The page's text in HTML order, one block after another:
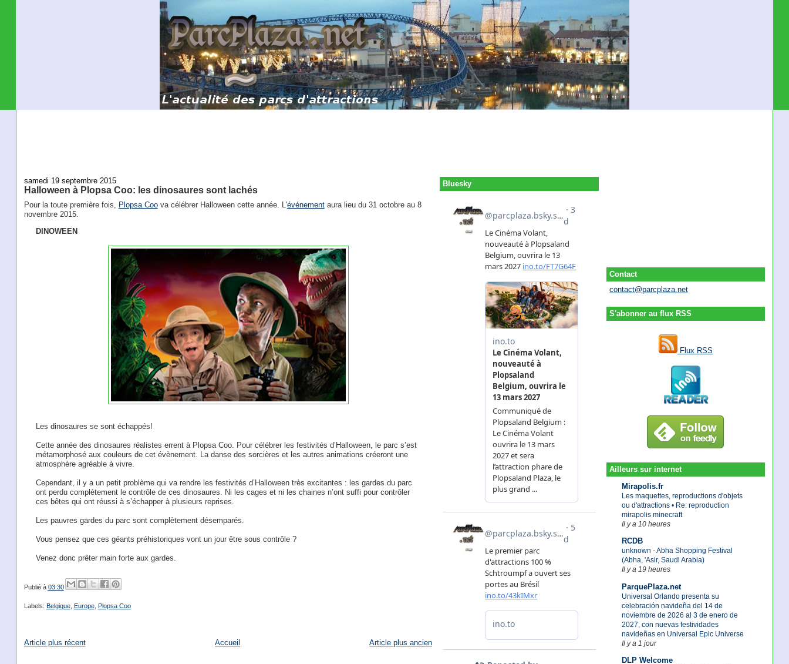
Contact
contact@parcplaza.net
S'abonner au flux RSS
Flux RSS
Ailleurs sur internet
Mirapolis.fr
Les maquettes, reproductions d'objets
ou d'attractions • Re: reproduction
mirapolis minecraft
Il y a 10 heures
RCDB
unknown - Abha Shopping Festival
(Abha, 'Asir, Saudi Arabia)
Il y a 19 heures
ParquePlaza.net
Universal Orlando presenta su
celebración navideña del 14 de
noviembre de 2026 al 3 de enero de
2027, con nuevas festividades
navideñas en Universal Epic Universe
Il y a 1 jour
DLP Welcome
samedi 19 septembre 2015
Halloween à Plopsa Coo: les dinosaures sont lachés
Pour la toute première fois, Plopsa Coova célébrer Halloween cette année. L'événementaura lieu du 31 octobre au 8
novembre 2015.
DINOWEEN
Les dinosaures se sont échappés!
Cette année des dinosaures réalistes errent à Plopsa Coo. Pour célébrer les festivités d’Halloween, le parc s’est
métamorphosé aux couleurs de cet évènement. La danse des sorcières et les autres animations créeront une
atmosphère agréable à vivre.
Cependant, il y a un petit problème qui va rendre les festivités d’Halloween très excitantes : les gardes du parc
ont perdu complètement le contrôle de ces dinosaures. Ni les cages et ni les chaines n’ont suffi pour contrôler
ces bêtes qui ont réussi à s’échapper à plusieurs reprises.
Les pauvres gardes du parc sont complètement désemparés.
Vous pensez que ces géants préhistoriques vont un jour être sous contrôle ?
Venez donc prêter main forte aux gardes.
Publié à 03:30
Labels: Belgique, Europe, Plopsa Coo
Article plus récent Article plus ancien
Accueil
Bluesky